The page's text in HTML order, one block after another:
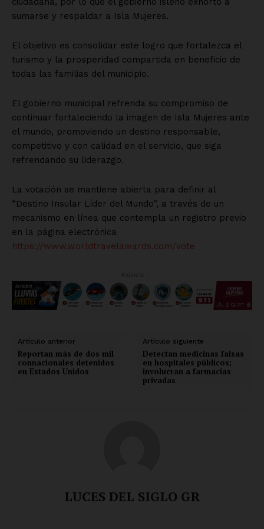
sumarse y respaldar a Isla Mujeres.
El objetivo es consolidar este logro que fortalezca el
turismo y la prosperidad compartida en beneficio de
todas las familias del municipio.
El gobierno municipal refrenda su compromiso de
continuar fortaleciendo la imagen de Isla Mujeres ante
el mundo, promoviendo un destino responsable,
competitivo y con calidad en el servicio, que siga
refrendando su liderazgo.
La votación se mantiene abierta para definir al
“Destino Insular Líder del Mundo”, a través de un
mecanismo en línea que contempla un registro previo
en la página electrónica
https://www.worldtravelawards.com/vote
Artículo anterior
Reportan más de dos mil
connacionales detenidos
en Estados Unidos
Artículo siguiente
Detectan medicinas falsas
en hospitales públicos;
involucran a farmacias
privadas
LUCES DEL SIGLO GR